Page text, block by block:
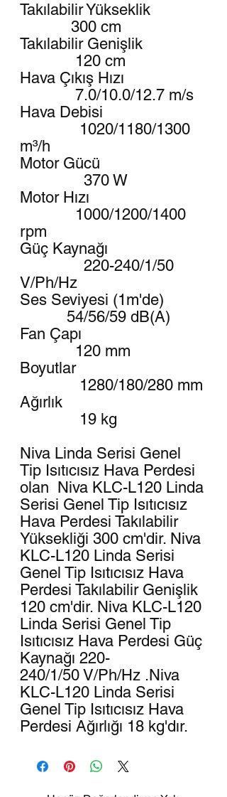
Takılabilir Yükseklik
300 cm
Takılabilir Genişlik
120 cm
Hava Çıkış Hızı
7.0/10.0/12.7 m/s
Hava Debisi
1020/1180/1300
m³/h
Motor Gücü
370 W
Motor Hızı
1000/1200/1400
rpm
Güç Kaynağı
220-240/1/50
V/Ph/Hz
Ses Seviyesi (1m'de)
54/56/59 dB(A)
Fan Çapı
120 mm
Boyutlar
1280/180/280 mm
Ağırlık
19 kg
Niva Linda Serisi Genel
Tip Isıtıcısız Hava Perdesi
olan Niva KLC-L120 Linda
Serisi Genel Tip Isıtıcısız
Hava Perdesi Takılabilir
Yüksekliği 300 cm'dir. Niva
KLC-L120 Linda Serisi
Genel Tip Isıtıcısız Hava
Perdesi Takılabilir Genişlik
120 cm'dir. Niva KLC-L120
Linda Serisi Genel Tip
Isıtıcısız Hava Perdesi Güç
Kaynağı 220-
240/1/50 V/Ph/Hz .Niva
KLC-L120 Linda Serisi
Genel Tip Isıtıcısız Hava
Perdesi Ağırlığı 18 kg'dır.